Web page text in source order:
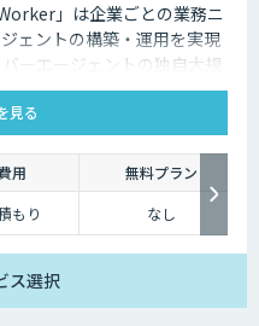
」は企業ごとの業務ニ
ェントの構築・運用を実現
ーエージェントの独自大規
生成AI導入支援の経験を活
ージェントの活用戦略か
貫でご支援いたしますの
見る
用
無料プラン
もり なし
ス選択